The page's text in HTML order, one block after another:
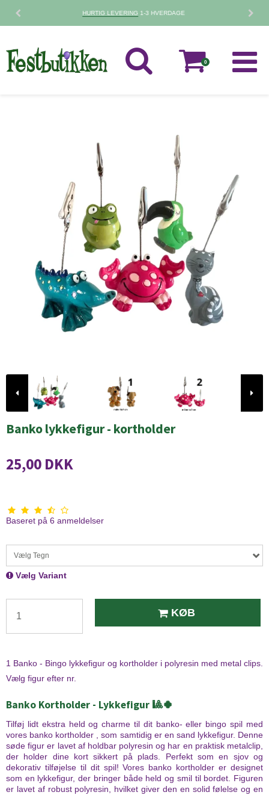
30 DAGESFORTRYDELSESRET
0
Banko lykkefigur - kortholder
25,00 DKK
Baseret på 6 anmeldelser
Vælg Tegn
Vælg Variant
KØB
1 Banko - Bingo lykkefigur og kortholder i polyresin med metal clips.
Vælg figur efter nr.
Banko Kortholder - Lykkefigur 🎱🍀
Tilføj lidt ekstra held og charme til dit banko- eller bingo spil med
vores banko kortholder , som samtidig er en sand lykkefigur. Denne
søde figur er lavet af holdbar polyresin og har en praktisk metalclip,
der holder dine kort sikkert på plads. Perfekt som en sjov og
dekorativ tilføjelse til dit spil! Vores banko kortholder er designet
som en lykkefigur, der bringer både held og smil til bordet. Figuren
er lavet af robust polyresin, hvilket giver den en solid følelse og en